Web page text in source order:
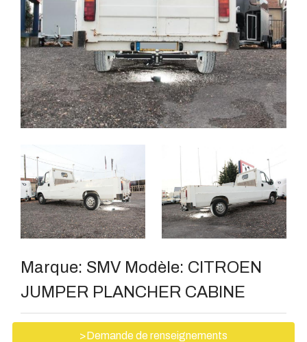
Marque: SMV Modèle: CITROEN
JUMPER PLANCHER CABINE
>Demande de renseignements